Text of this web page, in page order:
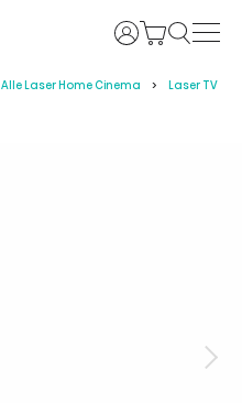
Anmelden
Alle Laser Home Cinema
Laser TV